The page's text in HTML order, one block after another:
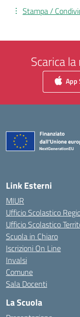
Stampa /
Scarica
App
Link Esterni
MIUR
Ufficio Scolastico
Ufficio Scolastico
Scuola in Chiaro
Iscrizioni On Line
Invalsi
Comune
Sala Docenti
La Scuola